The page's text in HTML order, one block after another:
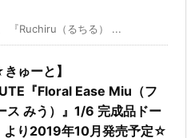
『Ruchiru（るちる） ...
ゅーと】
『Floral Ease Miu（フ
ス みう）』1/6 完成品ドー
より2019年10月発売予定☆